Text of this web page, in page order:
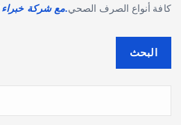
كافة أنواع الصرف الصحي.مع شركة خبراء
البحث